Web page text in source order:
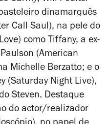
dinamarquês
Call Saul), na pele do
Love) como Tiffany, a ex-
(American
Michelle Berzatto; e o
(Saturday Night Live),
Steven. Destaque
do actor/realizador